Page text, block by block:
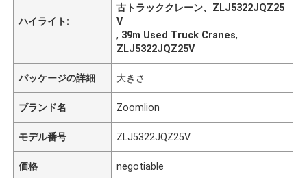
ハイライト:
古トラッククレーン、ZLJ5322JQZ25
V
, 39m Used Truck Cranes,
ZLJ5322JQZ25V
パッケージの詳細 大きさ
ブランド名 Zoomlion
モデル番号 ZLJ5322JQZ25V
価格 negotiable